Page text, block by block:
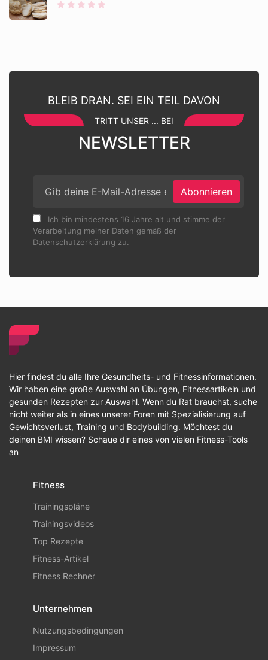
BLEIB DRAN. SEI EIN TEIL DAVON
TRITT UNSER ... BEI
NEWSLETTER
Abonnieren
Ich bin mindestens 16 Jahre alt und stimme der
Verarbeitung meiner Daten gemäß der
Datenschutzerklärung zu.
Hier findest du alle Ihre Gesundheits- und Fitnessinformationen.
Wir haben eine große Auswahl an Übungen, Fitnessartikeln und
gesunden Rezepten zur Auswahl. Wenn du Rat brauchst, suche
nicht weiter als in eines unserer Foren mit Spezialisierung auf
Gewichtsverlust, Training und Bodybuilding. Möchtest du
deinen BMI wissen? Schaue dir eines von vielen Fitness-Tools
an
Fitness
Trainingspläne
Trainingsvideos
Top Rezepte
Fitness-Artikel
Fitness Rechner
Unternehmen
Nutzungsbedingungen
Impressum